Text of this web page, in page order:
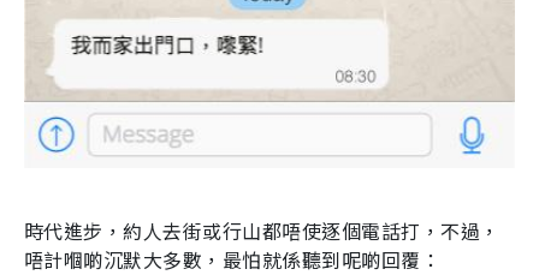
時代進步，約人去街或行山都唔使逐個電話打，不過，
唔計嗰啲沉默大多數，最怕就係聽到呢啲回覆：